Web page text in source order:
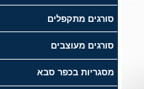
סורגים מתקפלים
סורגים מעוצבים
מסגריות בכפר סבא